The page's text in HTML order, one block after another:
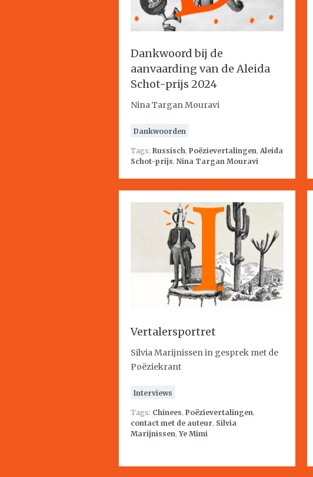
Dankwoord bij de
aanvaarding van de Aleida
Schot-prijs 2024
Nina Targan Mouravi
Dankwoorden
Tags: Russisch, Poëzievertalingen, Aleida
Schot-prijs, Nina Targan Mouravi
Vertalersportret
Silvia Marijnissen in gesprek met de
Poëziekrant
Interviews
Tags: Chinees, Poëzievertalingen,
contact met de auteur, Silvia
Marijnissen,Ye Mimi